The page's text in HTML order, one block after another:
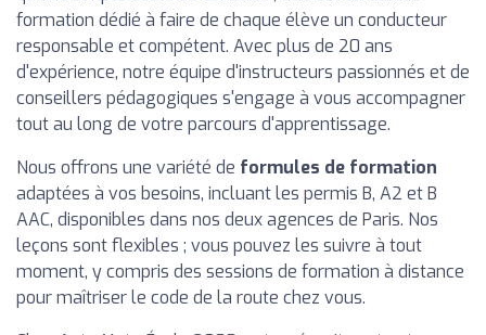
formation dédié à faire de chaque élève un conducteur
responsable et compétent. Avec plus de 20 ans
d'expérience, notre équipe d'instructeurs passionnés et de
conseillers pédagogiques s'engage à vous accompagner
tout au long de votre parcours d'apprentissage.
Nous offrons une variété de formules de formation
adaptées à vos besoins, incluant les permis B, A2 et B
AAC, disponibles dans nos deux agences de Paris. Nos
leçons sont flexibles ; vous pouvez les suivre à tout
moment, y compris des sessions de formation à distance
pour maîtriser le code de la route chez vous.